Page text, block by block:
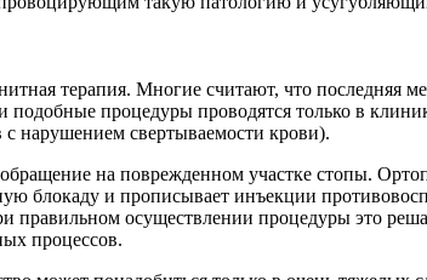
терапия. Многие считают, что последняя
процедуры проводятся только в
нарушением свертываемости крови).
на поврежденном участке стопы.
блокаду и прописывает инъекции
правильном осуществлении процедуры это
процессов.